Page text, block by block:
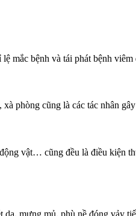
mắc bệnh và tái phát bệnh viêm
phòng cũng là các tác nhân
vật… cũng đều là điều kiện